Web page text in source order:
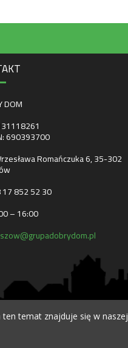
DOM
690393700
Romańczuka 6, 35-302
17 852 52 30
– 16:00
temat znajduje się w naszej